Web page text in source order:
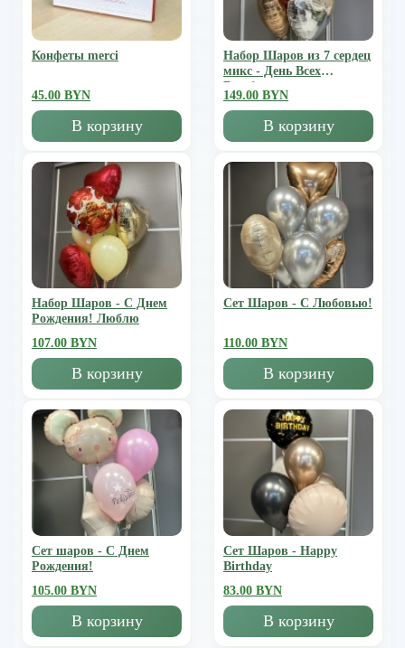
Конфеты merci
45.00 BYN
В корзину
Набор Шаров из 7 сердец
микс - День Всех
Влюбленных
149.00 BYN
В корзину
Набор Шаров - С Днем
Рождения! Люблю
107.00 BYN
В корзину
Сет Шаров - С Любовью!
110.00 BYN
В корзину
Сет шаров - С Днем
Рождения!
105.00 BYN
В корзину
Сет Шаров - Happy
Birthday
83.00 BYN
В корзину